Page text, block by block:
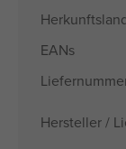
EANs
Hersteller /